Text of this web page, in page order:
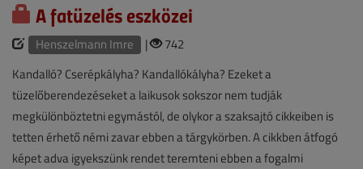
A fatüzelés eszközei
Henszelmann Imre |
742
Kandalló? Cserépkályha? Kandallókályha? Ezeket a
tüzelőberendezéseket a laikusok sokszor nem tudják
megkülönböztetni egymástól, de olykor a szaksajtó cikkeiben is
tetten érhető némi zavar ebben a tárgykörben. A cikkben átfogó
képet adva igyekszünk rendet teremteni ebben a fogalmi